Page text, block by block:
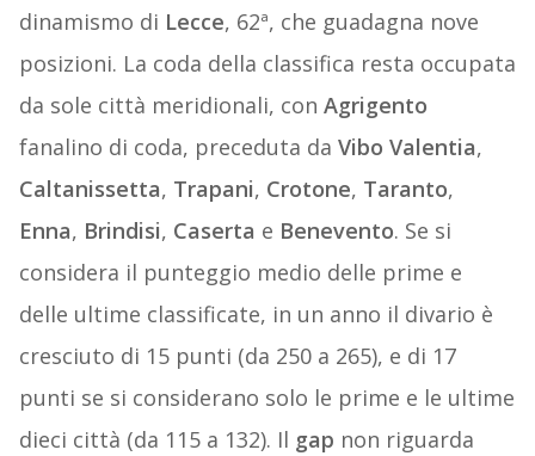
dinamismo di Lecce, 62ª, che guadagna nove
posizioni. La coda della classifica resta occupata
da sole città meridionali, con Agrigento
fanalino di coda, preceduta da Vibo Valentia,
Caltanissetta, Trapani, Crotone, Taranto,
Enna, Brindisi, Caserta e Benevento. Se si
considera il punteggio medio delle prime e
delle ultime classificate, in un anno il divario è
cresciuto di 15 punti (da 250 a 265), e di 17
punti se si considerano solo le prime e le ultime
dieci città (da 115 a 132). Il gap non riguarda